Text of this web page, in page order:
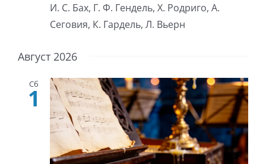
И. С. Бах, Г. Ф. Гендель, Х. Родриго, А.
Сеговия, К. Гардель, Л. Вьерн
Август 2026
Сб
1